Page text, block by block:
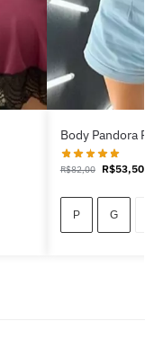
Body Pandora
R$82,00 R$53,50
P G